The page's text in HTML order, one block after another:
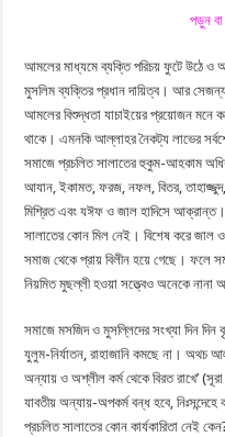
পড়ুন
আমলের মাধ্যমে ব্যক্তি পরিচয় ফুটে উঠে
মুসলিম ব্যক্তির প্রধান দায়িত্ব। আর
আমলের বিশুদ্ধতা যাচাইয়ের প্রয়োজন
থাকে। এমনকি আল্লাহর নৈকট্য লাভের
সমাজে প্রচলিত সালাতের হুকুম-আহকাম
আযান, ইকামত, ফরজ, নফল, বিতর,
মিশ্রিত এবং যঈফ ও জাল হাদিসে
সালাতের কোন মিল নেই। বিশেষ করে জাল
সমাজ থেকে প্রায় বিলীন হয়ে গেছে। ফলে
নিয়মিত মুছল্লী হওয়া সত্ত্বেও অনেকে নানা
সমাজে মসজিদ ও মুসল্লিদের সংখ্যা দিন দিন
যুলুম-নির্যাতন, রাহাজানি কমছে না। অথচ
অন্যায় ও অশ্লীল কর্ম থেকে বিরত রাখে’
যাবতীয় অন্যায়-অপকর্ম বন্ধ হবে,
প্রচলিত সালাতের কোন কার্যকারিতা নেই